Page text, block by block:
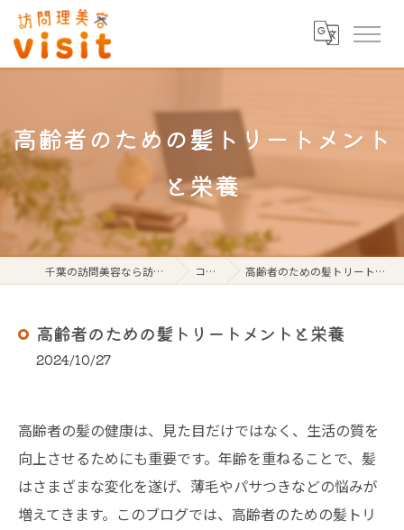
高齢者のための髪トリートメント
と栄養
千葉の訪問美容なら訪問理美容visit コラム 高齢者のための髪トリートメントと栄養
高齢者のための髪トリートメントと栄養
2024/10/27
高齢者の髪の健康は、見た目だけではなく、生活の質を
向上させるためにも重要です。年齢を重ねることで、髪
はさまざまな変化を遂げ、薄毛やパサつきなどの悩みが
増えてきます。このブログでは、高齢者のための髪トリ